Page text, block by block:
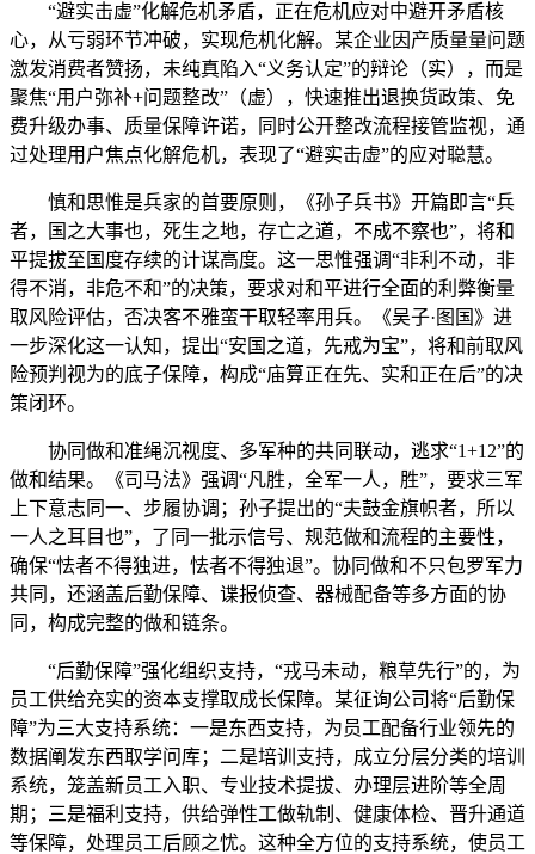
“避实击虚”化解危机矛盾，正在危机应对中避开矛盾核
心，从亏弱环节冲破，实现危机化解。某企业因产质量量问题
激发消费者赞扬，未纯真陷入“义务认定”的辩论（实），而是
聚焦“用户弥补+问题整改”（虚），快速推出退换货政策、免
费升级办事、质量保障许诺，同时公开整改流程接管监视，通
过处理用户焦点化解危机，表现了“避实击虚”的应对聪慧。
慎和思惟是兵家的首要原则，《孙子兵书》开篇即言“兵
者，国之大事也，死生之地，存亡之道，不成不察也”，将和
平提拔至国度存续的计谋高度。这一思惟强调“非利不动，非
得不消，非危不和”的决策，要求对和平进行全面的利弊衡量
取风险评估，否决客不雅蛮干取轻率用兵。《吴子·图国》进
一步深化这一认知，提出“安国之道，先戒为宝”，将和前取风
险预判视为的底子保障，构成“庙算正在先、实和正在后”的决
策闭环。
协同做和准绳沉视度、多军种的共同联动，逃求“1+12”的
做和结果。《司马法》强调“凡胜，全军一人，胜”，要求三军
上下意志同一、步履协调；孙子提出的“夫鼓金旗帜者，所以
一人之耳目也”，了同一批示信号、规范做和流程的主要性，
确保“怯者不得独进，怯者不得独退”。协同做和不只包罗军力
共同，还涵盖后勤保障、谍报侦查、器械配备等多方面的协
同，构成完整的做和链条。
“后勤保障”强化组织支持，“戎马未动，粮草先行”的，为
员工供给充实的资本支撑取成长保障。某征询公司将“后勤保
障”为三大支持系统：一是东西支持，为员工配备行业领先的
数据阐发东西取学问库；二是培训支持，成立分层分类的培训
系统，笼盖新员工入职、专业技术提拔、办理层进阶等全周
期；三是福利支持，供给弹性工做轨制、健康体检、晋升通道
等保障，处理员工后顾之忧。这种全方位的支持系统，使员工